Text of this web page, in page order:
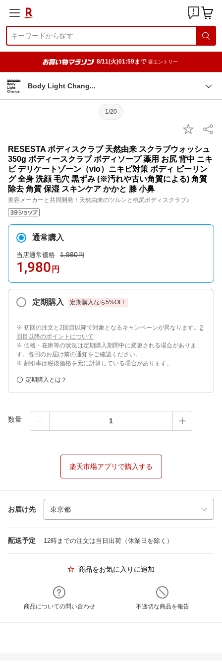
8/11(火)01:59まで 要エントリー
Body Light Chang
1/20
RESESTA ボディスクラブ 天然由来 スクラブウォッシュ
350g ボディースクラブ ボディソープ 薬用 お尻 背中 ニキ
ビ デリケートゾーン（vio）ニキビ対策 ボディ ピーリン
グ 全身 洗顔 毛穴 黒ずみ (※汚れや古い角質による) 角質
除去 角質 保湿 スキンケア かかと 膝 小鼻
美容メーカーと共同開発！天然由来のツルンと桃尻ボディスクラブ♪
通常購入
当店通常価格 1,980円
1,980 円
定期購入 定期購入なら5%OFF
※ 初回の注文と2回目以降で対象となるキャンペーンが異なります。 2
回目以降のポイントについて
※ 価格・在庫等の状況は定期購入期間中に変更される場合がありま
す。各回のお届け前の通知をご確認ください。
※ 割引率は税抜価格を元に計算している場合があります。
定期購入とは？
数量
楽天市場アプリで購入する
お届け先
配送予定 12時までの注文は当日出荷（休業日を除く）
商品をお気に入りに追加
商品についての問い合わせ 不適切な商品を報告